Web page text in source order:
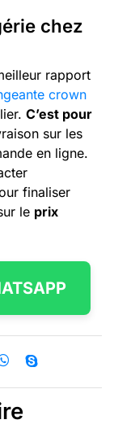
chez
rapport
crown
C’est pour
sur les
en ligne.
finaliser
le prix